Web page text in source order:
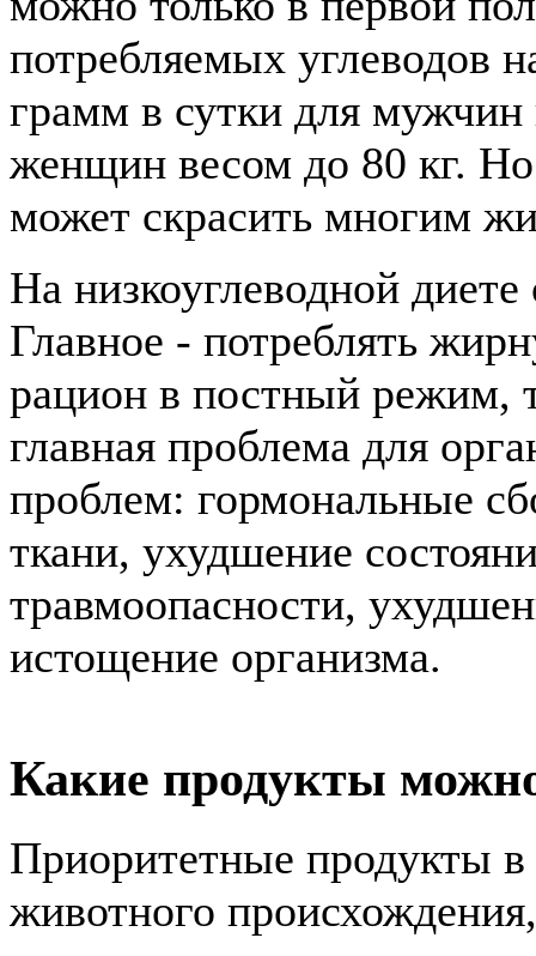
потребляемых углеводов
грамм в сутки для
женщин весом до 80 кг.
может скрасить многим
На низкоуглеводной
Главное - потреблять
рацион в постный режим,
главная проблема для
проблем: гормональные
ткани, ухудшение
травмоопасности,
истощение организма.
Какие продукты
Приоритетные продукты
животного